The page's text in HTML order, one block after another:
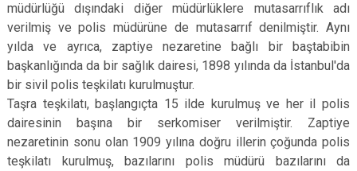
müdürlüğü dışındaki diğer müdürlüklere mutasarrıflık adı
verilmiş ve polis müdürüne de mutasarrıf denilmiştir. Aynı
yılda ve ayrıca, zaptiye nezaretine bağlı bir baştabibin
başkanlığında da bir sağlık dairesi, 1898 yılında da İstanbul'da
bir sivil polis teşkilatı kurulmuştur.
Taşra teşkilatı, başlangıçta 15 ilde kurulmuş ve her il polis
dairesinin başına bir serkomiser verilmiştir. Zaptiye
nezaretinin sonu olan 1909 yılına doğru illerin çoğunda polis
teşkilatı kurulmuş, bazılarını polis müdürü bazılarını da